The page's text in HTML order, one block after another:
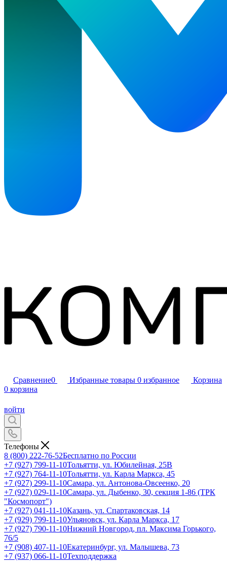
Сравнение0 Избранные товары 0 избранное
Корзина
0 корзина
войти
Телефоны
8 (800) 222-76-52Бесплатно по России
+7 (927) 799-11-10Тольятти, ул. Юбилейная, 25В
+7 (927) 764-11-10Тольятти, ул. Карла Маркса, 45
+7 (927) 299-11-10Самара, ул. Антонова-Овсеенко, 20
+7 (927) 029-11-10Самара, ул. Дыбенко, 30, секция 1-86 (ТРК
"Космопорт")
+7 (927) 041-11-10Казань, ул. Спартаковская, 14
+7 (929) 799-11-10Ульяновск, ул. Карла Маркса, 17
+7 (927) 790-11-10Нижний Новгород, пл. Максима Горького,
76/5
+7 (908) 407-11-10Екатеринбург, ул. Малышева, 73
+7 (937) 066-11-10Техподдержка